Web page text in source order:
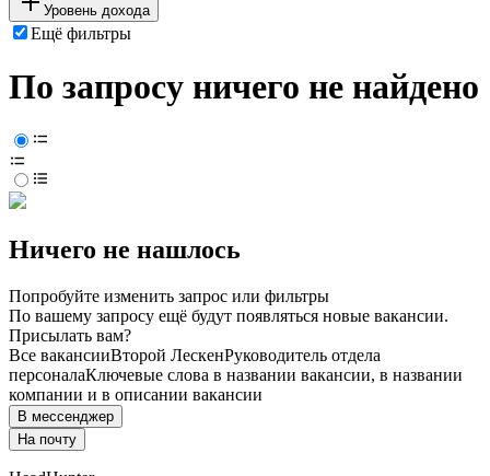
Уровень дохода
Ещё фильтры
По запросу ничего не найдено
Ничего не нашлось
Попробуйте изменить запрос или фильтры
По вашему запросу ещё будут появляться новые вакансии.
Присылать вам?
Все вакансииВторой ЛескенРуководитель отдела
персоналаКлючевые слова в названии вакансии, в названии
компании и в описании вакансии
В мессенджер
На почту